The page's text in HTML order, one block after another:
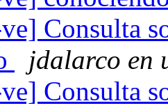
Consulta
jdalarco en
Consulta